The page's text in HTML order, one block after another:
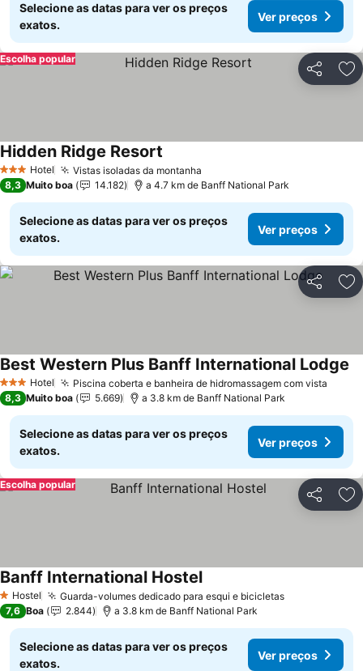
Selecione as datas para ver os preços
exatos.
Ver preços
Partilhar
Escolha popular
3 EstrelasHotel Vistas isoladas da montanha
Hidden Ridge Resort
8,3 Muito boa 14.182 a 4.7 km de Banff National Park
Selecione as datas para ver os preços
exatos.
Ver preços
Partilhar
3 EstrelasHotel Piscina coberta e banheira de hidromassagem com vista
Best Western Plus Banff International Lodge
8,3 Muito boa 5.669 a 3.8 km de Banff National Park
Selecione as datas para ver os preços
exatos.
Ver preços
Partilhar
Escolha popular
1 Estrelas
Hostel Guarda-volumes dedicado para esqui e bicicletas
Banff International Hostel
7,6 Boa 2.844 a 3.8 km de Banff National Park
Selecione as datas para ver os preços
exatos.
Ver preços